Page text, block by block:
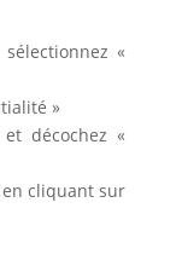
«
»
décochez «
cliquant sur